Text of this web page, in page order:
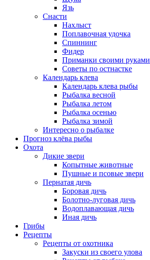
Язь
Снасти
Нахлыст
Поплавочная удочка
Спиннинг
Фидер
Приманки своими руками
Советы по остнастке
Календарь клева
Календарь клева рыбы
Рыбалка весной
Рыбалка летом
Рыбалка осенью
Рыбалка зимой
Интересно о рыбалке
Прогноз клёва рыбы
Охота
Дикие звери
Копытные животные
Пушные и псовые звери
Пернатая дичь
Боровая дичь
Болотно-луговая дичь
Водоплавающая дичь
Иная дичь
Грибы
Рецепты
Рецепты от охотника
Закуски из своего улова